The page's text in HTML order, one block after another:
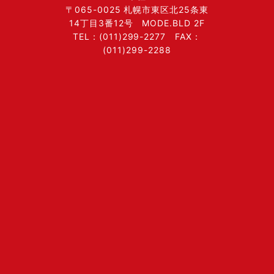
〒065-0025 札幌市東区北25条東
14丁目3番12号 MODE.BLD 2F
TEL：(011)299-2277 FAX：
(011)299-2288